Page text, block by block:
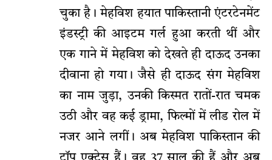
चुका है। मेहविश हयात पाकिस्तानी एंटरटेनमेंट
इंडस्ट्री की आइटम गर्ल हुआ करती थीं और
एक गाने में मेहविश को देखते ही दाऊद उनका
दीवाना हो गया। जैसे ही दाऊद संग मेहविश
का नाम जुड़ा, उनकी किस्मत रातों-रात चमक
उठी और वह कई ड्रामा, फिल्मों में लीड रोल में
नजर आने लगीं। अब मेहविश पाकिस्तान की